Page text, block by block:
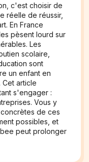
c'est choisir de
réelle de réussir,
En France
pèsent lourd sur
Les
scolaire,
sont
un enfant en
article
s'engager :
Vous y
de ces
possibles, et
peut prolonger